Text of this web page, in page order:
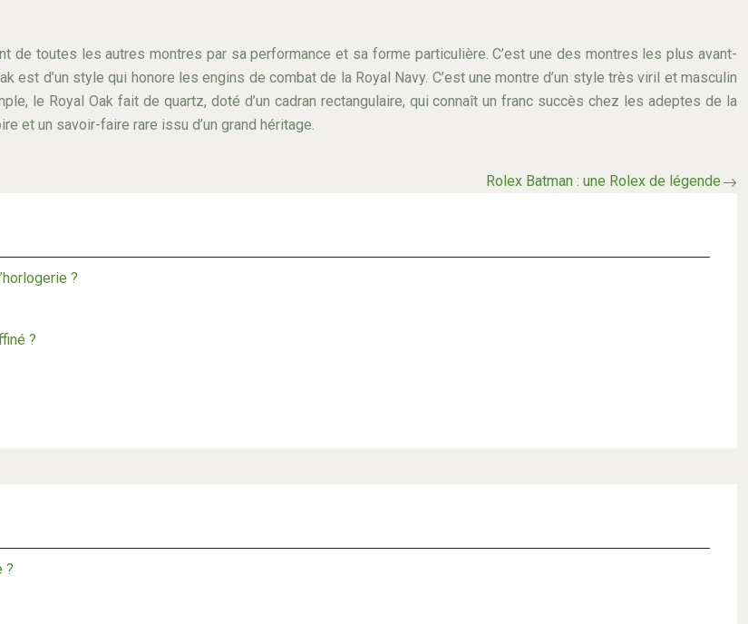
toutes les autres montres par sa performance et sa forme particulière. C’est une des montres les plus avant-
est d’un style qui honore les engins de combat de la Royal Navy. C’est une montre d’un style très viril et masculin
le Royal Oak fait de quartz, doté d’un cadran rectangulaire, qui connaît un franc succès chez les adeptes de la
et un savoir-faire rare issu d’un grand héritage.
Rolex Batman : une Rolex de légende
?
?
?